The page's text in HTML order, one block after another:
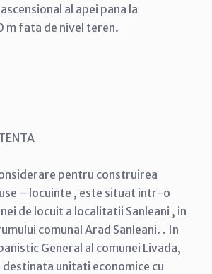
al apei pana la
m fata de nivel teren.
pentru construirea
– locuinte , este situat intr-o
de locuit a localitatii Sanleani , in
comunal Arad Sanleani. . In
General al comunei Livada,
destinata unitati economice cu